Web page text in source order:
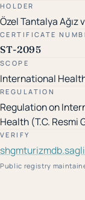
HOLDER
Özel Tantalya Ağız
CERTIFICATE
ST-2095
SCOPE
International
REGULATION
Regulation on
Health (T.C. Resmi
VERIFY
Public registry